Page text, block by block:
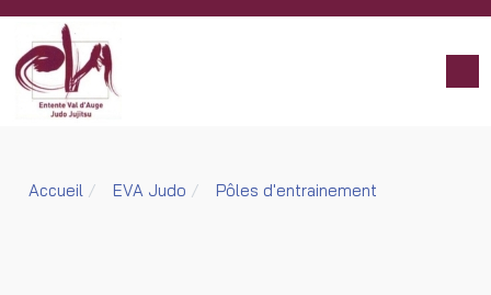
Accueil EVA Judo Pôles d'entrainement